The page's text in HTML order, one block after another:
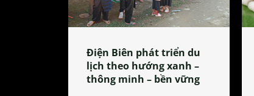
Điện Biên phát triển du
lịch theo hướng xanh –
thông minh – bền vững